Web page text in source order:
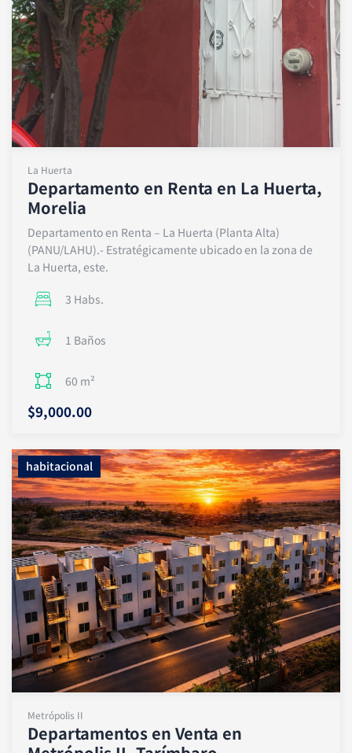
La Huerta
Departamento en Renta en La Huerta,
Morelia
Departamento en Renta – La Huerta (Planta Alta)
(PANU/LAHU).- Estratégicamente ubicado en la zona de
La Huerta, este.
3 Habs.
1 Baños
60 m²
$9,000.00
habitacional
Metrópolis II
Departamentos en Venta en